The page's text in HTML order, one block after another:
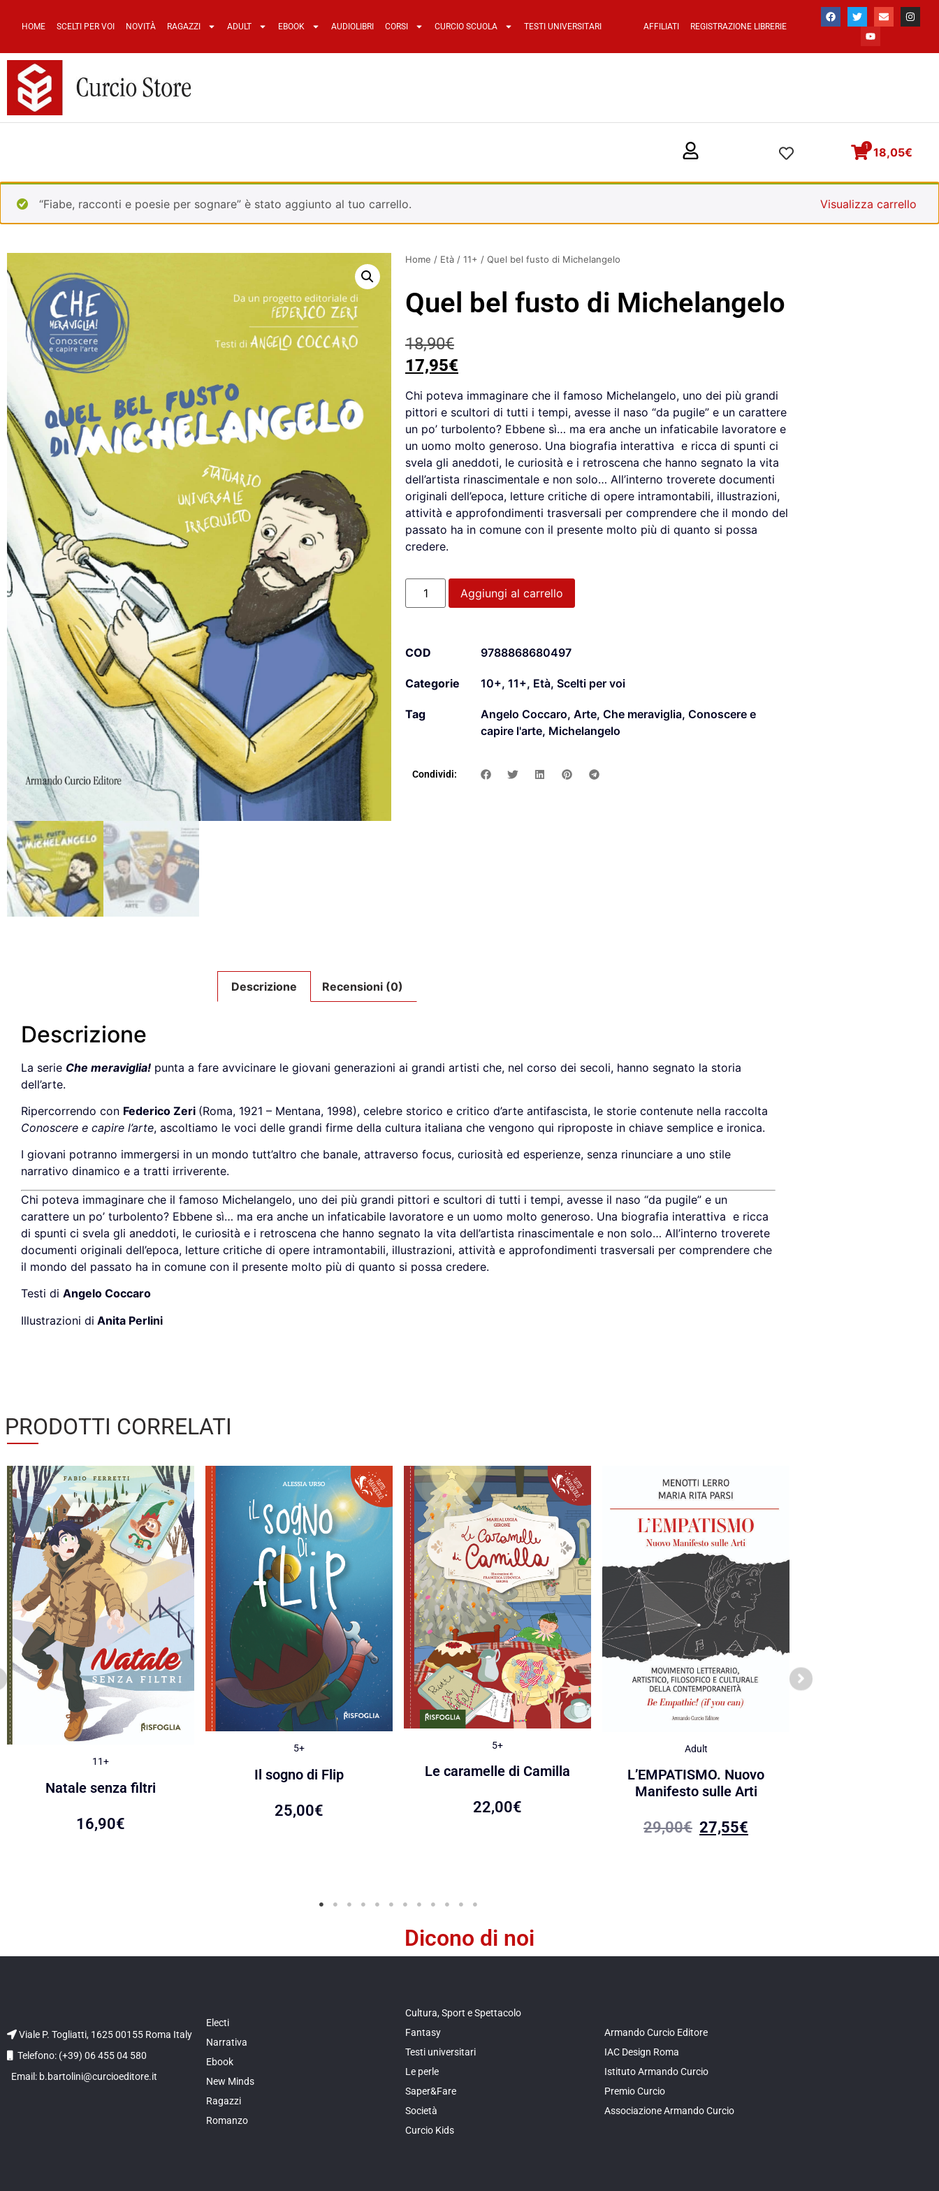
HOME SCELTI PER VOI NOVITÀ RAGAZZI ADULT EBOOK AUDIOLIBRI CORSI CURCIO SCUOLA TESTI UNIVERSITARI AFFILIATI REGISTRAZIONE LIBRERIE
18,05€
1
“Fiabe, racconti e poesie per sognare” è stato aggiunto al tuo carrello. Visualizza carrello
Home / Età / 11+ / Quel bel fusto di Michelangelo
Quel bel fusto di Michelangelo
18,90€
17,95€
Chi poteva immaginare che il famoso Michelangelo, uno dei più grandi
pittori e scultori di tutti i tempi, avesse il naso “da pugile” e un carattere
un po’ turbolento? Ebbene sì… ma era anche un infaticabile lavoratore e
un uomo molto generoso. Una biografia interattiva e ricca di spunti ci
svela gli aneddoti, le curiosità e i retroscena che hanno segnato la vita
dell’artista rinascimentale e non solo… All’interno troverete documenti
originali dell’epoca, letture critiche di opere intramontabili, illustrazioni,
attività e approfondimenti trasversali per comprendere che il mondo del
passato ha in comune con il presente molto più di quanto si possa
credere.
Aggiungi al carrello
COD 9788868680497
Categorie 10+, 11+, Età, Scelti per voi
Tag Angelo Coccaro, Arte, Che meraviglia, Conoscere e
capire l'arte, Michelangelo
Condividi:
Descrizione Recensioni (0)
Descrizione
La serie Che meraviglia! punta a fare avvicinare le giovani generazioni ai grandi artisti che, nel corso dei secoli, hanno segnato la storia
dell’arte.
Ripercorrendo con Federico Zeri (Roma, 1921 – Mentana, 1998), celebre storico e critico d’arte antifascista, le storie contenute nella raccolta
Conoscere e capire l’arte, ascoltiamo le voci delle grandi firme della cultura italiana che vengono qui riproposte in chiave semplice e ironica.
I giovani potranno immergersi in un mondo tutt’altro che banale, attraverso focus, curiosità ed esperienze, senza rinunciare a uno stile
narrativo dinamico e a tratti irriverente.
Chi poteva immaginare che il famoso Michelangelo, uno dei più grandi pittori e scultori di tutti i tempi, avesse il naso “da pugile” e un
carattere un po’ turbolento? Ebbene sì… ma era anche un infaticabile lavoratore e un uomo molto generoso. Una biografia interattiva e ricca
di spunti ci svela gli aneddoti, le curiosità e i retroscena che hanno segnato la vita dell’artista rinascimentale e non solo… All’interno troverete
documenti originali dell’epoca, letture critiche di opere intramontabili, illustrazioni, attività e approfondimenti trasversali per comprendere che
il mondo del passato ha in comune con il presente molto più di quanto si possa credere.
Testi di Angelo Coccaro
Illustrazioni di Anita Perlini
PRODOTTI CORRELATI
11+
Natale senza filtri
16,90€
5+
Il sogno di Flip
25,00€
5+
Le caramelle di Camilla
22,00€
Adult
L’EMPATISMO. Nuovo
Manifesto sulle Arti
29,00€ 27,55€
Dicono di noi
Viale P. Togliatti, 1625 00155 Roma Italy
Telefono: (+39) 06 455 04 580
Email: b.bartolini@curcioeditore.it
Electi
Narrativa
Ebook
New Minds
Ragazzi
Romanzo
Cultura, Sport e Spettacolo
Fantasy
Testi universitari
Le perle
Saper&Fare
Società
Curcio Kids
Armando Curcio Editore
IAC Design Roma
Istituto Armando Curcio
Premio Curcio
Associazione Armando Curcio